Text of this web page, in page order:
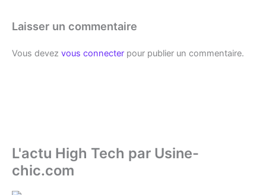
Laisser un commentaire
Vous devez vous connecter pour publier un commentaire.
L'actu High Tech par Usine-
chic.com